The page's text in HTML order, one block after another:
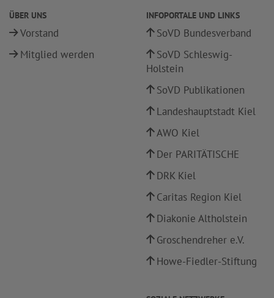
ÜBER UNS
Vorstand
Mitglied werden
INFOPORTALE UND LINKS
SoVD Bundesverband
SoVD Schleswig-
Holstein
SoVD Publikationen
Landeshauptstadt Kiel
AWO Kiel
Der PARITÄTISCHE
DRK Kiel
Caritas Region Kiel
Diakonie Altholstein
Groschendreher e.V.
Howe-Fiedler-Stiftung